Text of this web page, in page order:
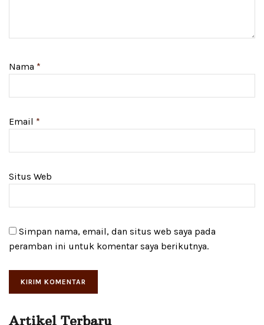
Nama *
Email *
Situs Web
Simpan nama, email, dan situs web saya pada
peramban ini untuk komentar saya berikutnya.
Artikel Terbaru